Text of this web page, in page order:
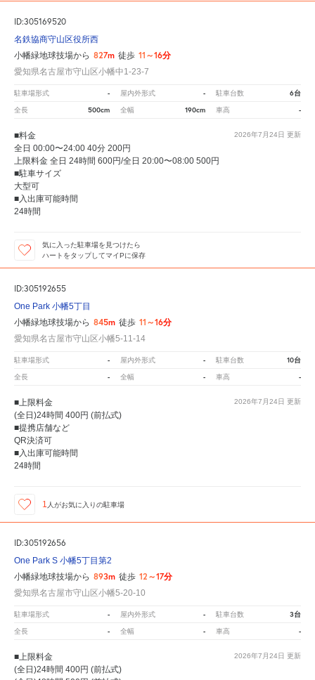
ID:305169520
名鉄協商守山区役所西
小幡緑地球技場から 827m 徒歩 11～16分
愛知県名古屋市守山区小幡中1-23-7
駐車場形式 - 屋内外形式 - 駐車台数 6台
全長 500cm 全幅 190cm 車高 -
2026年7月24日 更新
■料金
全日 00:00〜24:00 40分 200円
上限料金 全日 24時間 600円/全日 20:00〜08:00 500円
■駐車サイズ
大型可
■入出庫可能時間
24時間
気に入った駐車場を見つけたら
ハートをタップしてマイPに保存
ID:305192655
One Park 小幡5丁目
小幡緑地球技場から 845m 徒歩 11～16分
愛知県名古屋市守山区小幡5-11-14
駐車場形式 - 屋内外形式 - 駐車台数 10台
全長 - 全幅 - 車高 -
2026年7月24日 更新
■上限料金
(全日)24時間 400円 (前払式)
■提携店舗など
QR決済可
■入出庫可能時間
24時間
1 人がお気に入りの駐車場
ID:305192656
One Park S 小幡5丁目第2
小幡緑地球技場から 893m 徒歩 12～17分
愛知県名古屋市守山区小幡5-20-10
駐車場形式 - 屋内外形式 - 駐車台数 3台
全長 - 全幅 - 車高 -
2026年7月24日 更新
■上限料金
(全日)24時間 400円 (前払式)